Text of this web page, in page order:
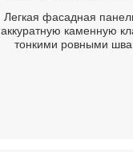
Легкая фасадная
аккуратную каменную
тонкими ровными